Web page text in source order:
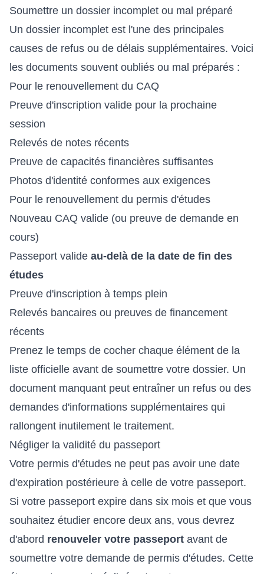
Soumettre un dossier incomplet ou mal préparé
Un dossier incomplet est l'une des principales
causes de refus ou de délais supplémentaires. Voici
les documents souvent oubliés ou mal préparés :
Pour le renouvellement du CAQ
Preuve d'inscription valide pour la prochaine
session
Relevés de notes récents
Preuve de capacités financières suffisantes
Photos d'identité conformes aux exigences
Pour le renouvellement du permis d'études
Nouveau CAQ valide (ou preuve de demande en
cours)
Passeport valide au-delà de la date de fin des
études
Preuve d'inscription à temps plein
Relevés bancaires ou preuves de financement
récents
Prenez le temps de cocher chaque élément de la
liste officielle avant de soumettre votre dossier. Un
document manquant peut entraîner un refus ou des
demandes d'informations supplémentaires qui
rallongent inutilement le traitement.
Négliger la validité du passeport
Votre permis d'études ne peut pas avoir une date
d'expiration postérieure à celle de votre passeport.
Si votre passeport expire dans six mois et que vous
souhaitez étudier encore deux ans, vous devrez
d'abord renouveler votre passeport avant de
soumettre votre demande de permis d'études. Cette